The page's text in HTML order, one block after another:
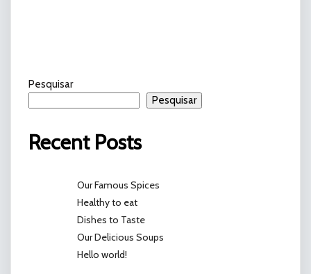
Pesquisar
Pesquisar
Recent Posts
Our Famous Spices
Healthy to eat
Dishes to Taste
Our Delicious Soups
Hello world!